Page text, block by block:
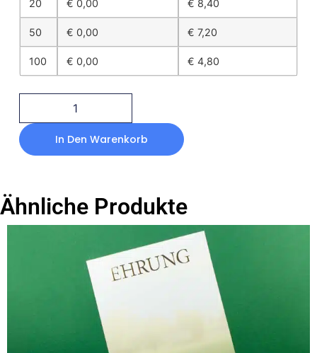
20 € 0,00 € 8,40
50 € 0,00 € 7,20
100 € 0,00 € 4,80
In Den Warenkorb
Ähnliche Produkte